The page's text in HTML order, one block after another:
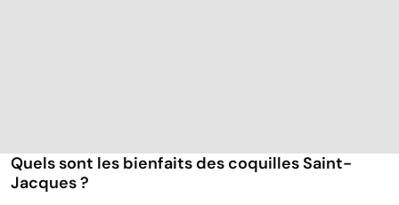
Quels sont les bienfaits des coquilles Saint-
Jacques ?